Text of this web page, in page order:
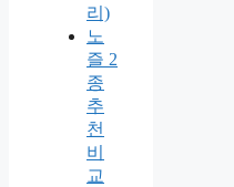
리)
노
즐 2
종
추
천
비
교